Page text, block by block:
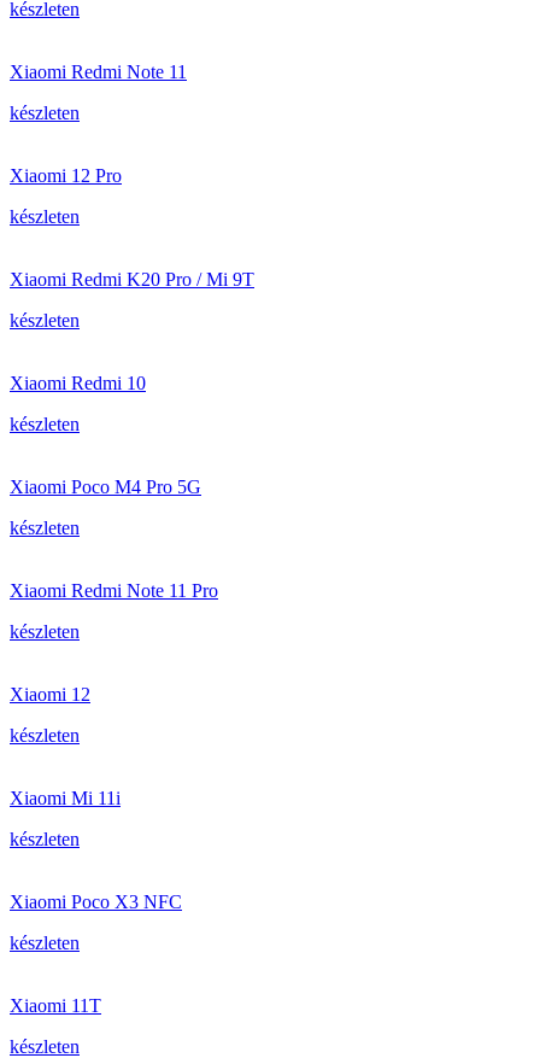
készleten
Xiaomi Redmi Note 11
készleten
Xiaomi 12 Pro
készleten
Xiaomi Redmi K20 Pro / Mi 9T
készleten
Xiaomi Redmi 10
készleten
Xiaomi Poco M4 Pro 5G
készleten
Xiaomi Redmi Note 11 Pro
készleten
Xiaomi 12
készleten
Xiaomi Mi 11i
készleten
Xiaomi Poco X3 NFC
készleten
Xiaomi 11T
készleten